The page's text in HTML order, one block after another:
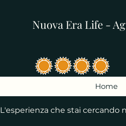
Nuova Era Life -
Home
L'esperienza che stai cercando